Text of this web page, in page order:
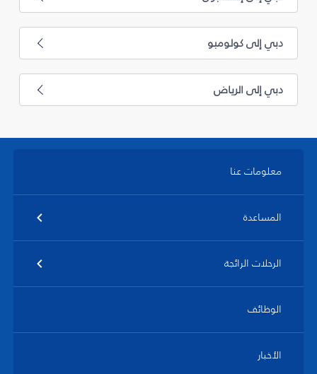
دبي إلى كولومبو
دبي إلى الرياض
معلومات عنا
المساعدة
الرحلات الرائجة
الوظائف
الأخبار